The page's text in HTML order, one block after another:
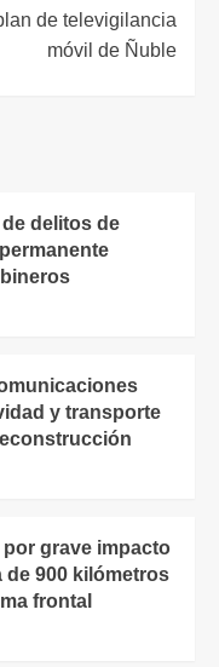
de televigilancia
móvil de Ñuble
delitos de
y transporte
grave impacto
900 kilómetros
frontal